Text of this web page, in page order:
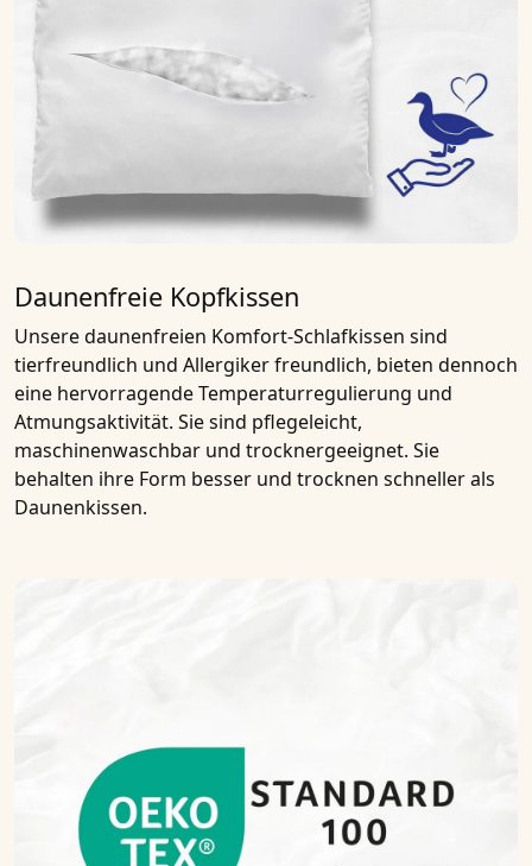
Daunenfreie Kopfkissen
Unsere daunenfreien Komfort-Schlafkissen sind
tierfreundlich und Allergiker freundlich, bieten dennoch
eine hervorragende Temperaturregulierung und
Atmungsaktivität. Sie sind pflegeleicht,
maschinenwaschbar und trocknergeeignet. Sie
behalten ihre Form besser und trocknen schneller als
Daunenkissen.